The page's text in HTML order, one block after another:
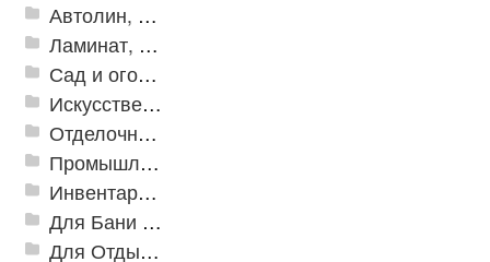
Автолин, Транслин, Линолеум
Ламинат, Кварцвиниловая плитка SPC
Сад и огород
Искусственная трава
Отделочные профили
Промышленный текстиль
Инвентарь для клининга
Для Бани и Сауны
Для Отдыха и Пикника